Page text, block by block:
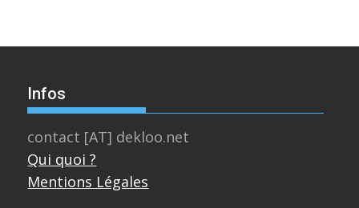
Infos
contact [AT] dekloo.net
Qui quoi ?
Mentions Légales